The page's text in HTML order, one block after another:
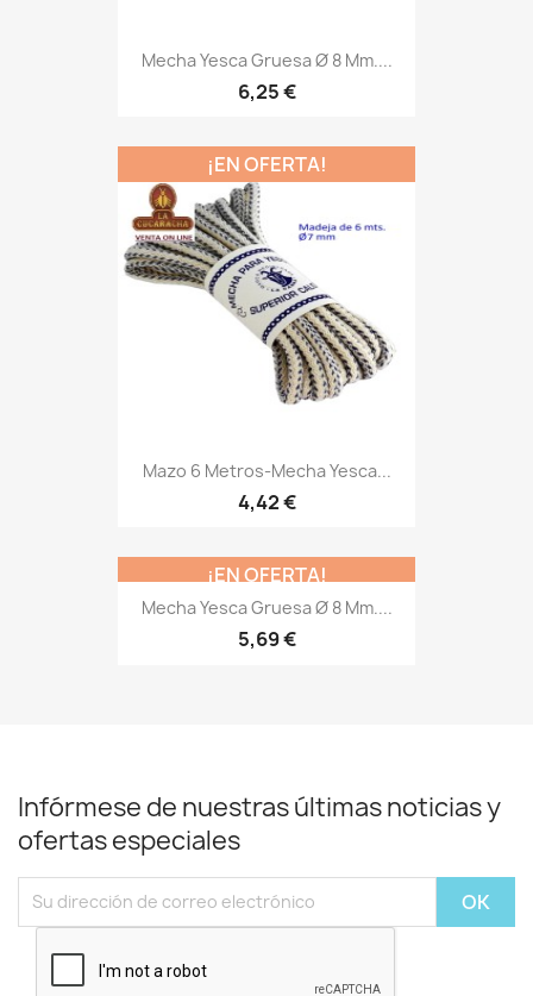
Mecha Yesca Gruesa Ø 8 Mm....
6,25 €
Mazo 6 Metros-Mecha Yesca...
4,42 €
¡EN OFERTA!
Mecha Yesca Gruesa Ø 8 Mm....
5,69 €
¡EN OFERTA!
Infórmese de nuestras últimas noticias y
ofertas especiales